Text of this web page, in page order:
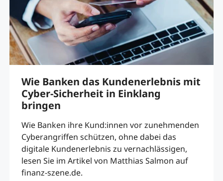
Wie Banken das Kundenerlebnis mit
Cyber-Sicherheit in Einklang
bringen
Wie Banken ihre Kund:innen vor zunehmenden
Cyberangriffen schützen, ohne dabei das
digitale Kundenerlebnis zu vernachlässigen,
lesen Sie im Artikel von Matthias Salmon auf
finanz-szene.de.